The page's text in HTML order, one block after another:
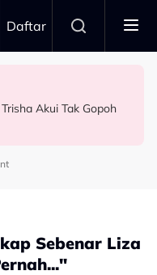
Daftar
Tengku Sabri Syukur
Akui Tak Gopoh
Dalam Hidup,
Isi Minyak - “Nak
Bendahara Tengku
Derma - “Setiap
Sebenar Liza